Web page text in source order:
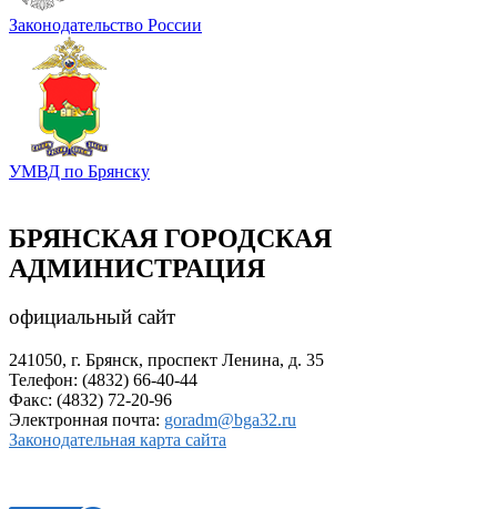
Законодательство России
УМВД по Брянску
БРЯНСКАЯ ГОРОДСКАЯ
АДМИНИСТРАЦИЯ
официальный сайт
241050, г. Брянск, проспект Ленина, д. 35
Телефон: (4832) 66-40-44
Факс: (4832) 72-20-96
Электронная почта: goradm@bga32.ru
Законодательная карта сайта